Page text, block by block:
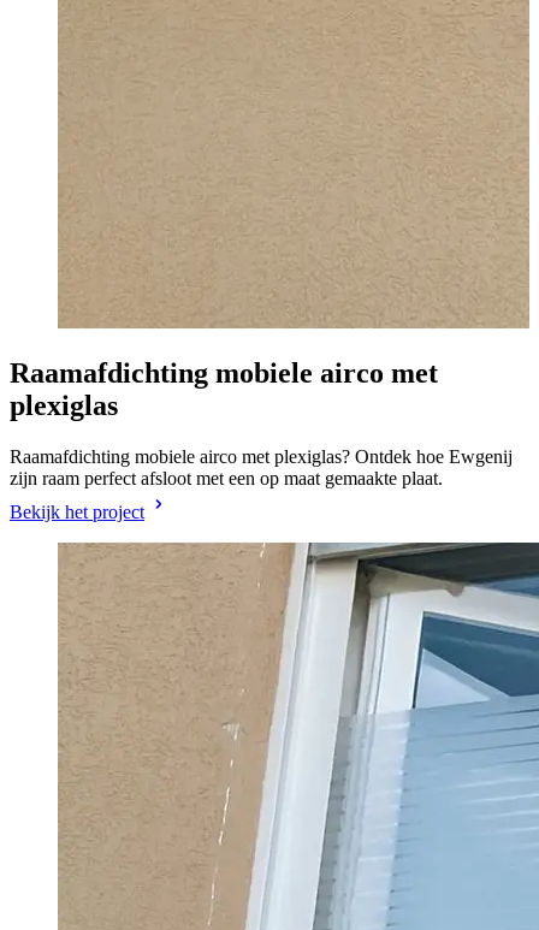
Raamafdichting mobiele airco met
plexiglas
Raamafdichting mobiele airco met plexiglas? Ontdek hoe Ewgenij
zijn raam perfect afsloot met een op maat gemaakte plaat.
Bekijk het project